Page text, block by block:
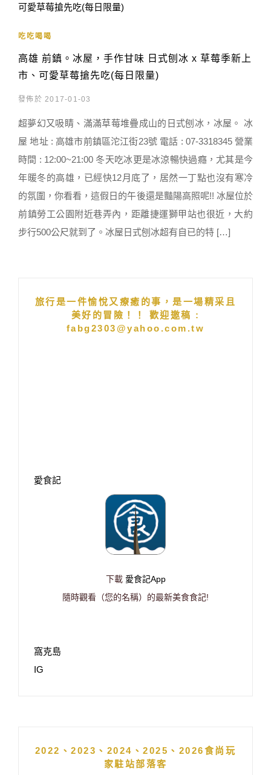
吃吃喝喝
高雄 前鎮。冰屋，手作甘味 日式刨冰 x 草莓季新上
市、可愛草莓搶先吃(每日限量)
發佈於 2017-01-03
超夢幻又吸睛、滿滿草莓堆疊成山的日式刨冰，冰屋。 冰
屋 地址 : 高雄市前鎮區沱江街23號 電話 : 07-3318345 營業
時間 : 12:00~21:00 冬天吃冰更是冰涼暢快過癮，尤其是今
年暖冬的高雄，已經快12月底了，居然一丁點也沒有寒冷
的氛圍，你看看，這假日的午後還是豔陽高照呢!! 冰屋位於
前鎮勞工公園附近巷弄內，距離捷運獅甲站也很近，大約
步行500公尺就到了。冰屋日式刨冰超有自已的特 […]
旅行是一件愉悅又療癒的事，是一場精采且
美好的冒險！！ 歡迎邀稿 :
fabg2303@yahoo.com.tw
愛食記
下載 愛食記App
隨時觀看（您的名稱）的最新美食食記!
窩克島
IG
2022、2023、2024、2025、2026食尚玩
家駐站部落客